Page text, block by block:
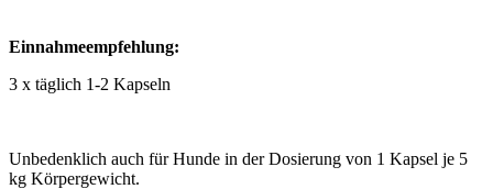
Einnahmeempfehlung:
3 x täglich 1-2 Kapseln
Unbedenklich auch für Hunde in der Dosierung von 1 Kapsel je 5
kg Körpergewicht.